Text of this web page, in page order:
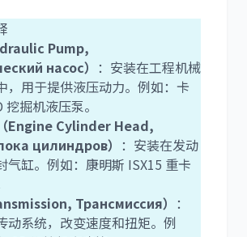
Pump,
насос） ：安装在工程机械
，用于提供液压动力。例如：卡
掘机液压泵。
Engine Cylinder Head,
цилиндров） ：安装在发动
气缸。例如：康明斯 ISX15 重卡
Трансмиссия） ：
动系统，改变速度和扭矩。例